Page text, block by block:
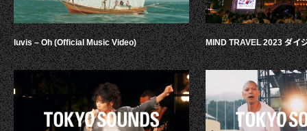
luvis – Oh (Official Music Video) MIND TRAVEL 2023 ダイ